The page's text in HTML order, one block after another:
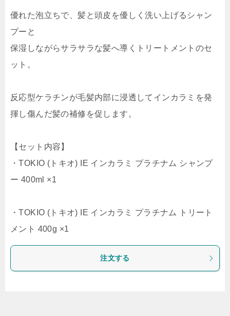
優れた泡立ちで、髪と頭皮を優しく洗い上げるシャン
プーと
保湿しながらサラサラな髪へ導くトリートメントのセ
ット。
反応型ケラチンが毛髪内部に浸透してインカラミを発
揮し傷んだ髪の補修を促します。
【セット内容】
・TOKIO (トキオ) IE インカラミ プラチナム シャンプ
ー 400ml ×1
・TOKIO (トキオ) IE インカラミ プラチナム トリート
メント 400g ×1
注文する